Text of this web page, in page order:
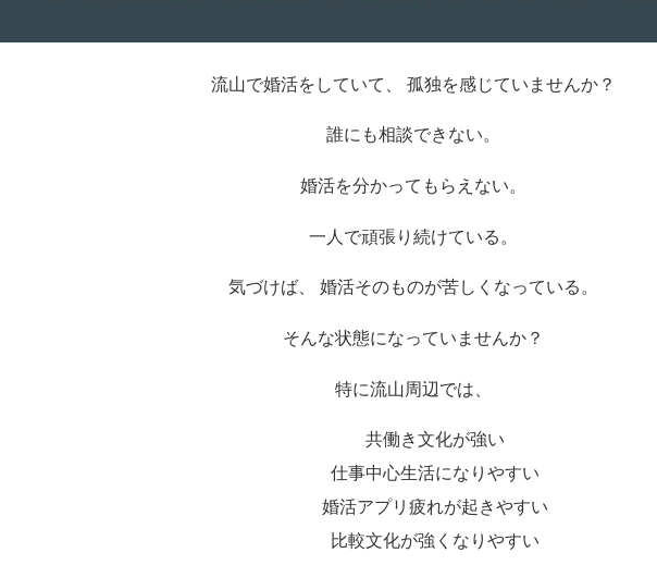
流山で婚活をしていて、 孤独を感じていませんか？
誰にも相談できない。
婚活を分かってもらえない。
一人で頑張り続けている。
気づけば、 婚活そのものが苦しくなっている。
そんな状態になっていませんか？
特に流山周辺では、
共働き文化が強い
仕事中心生活になりやすい
婚活アプリ疲れが起きやすい
比較文化が強くなりやすい